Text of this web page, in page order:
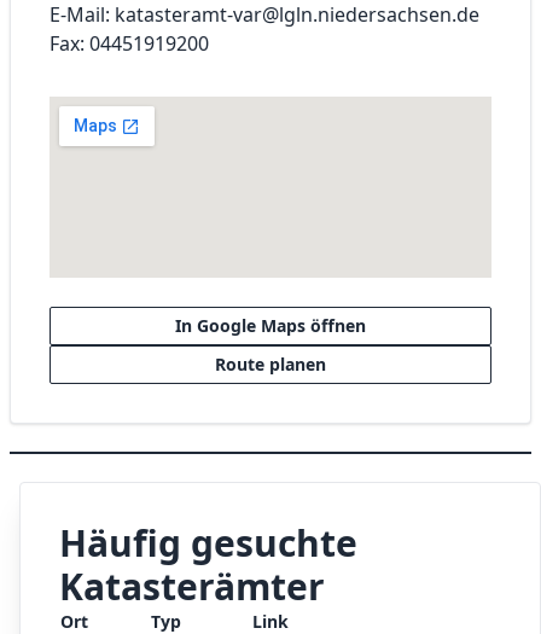
E-Mail: katasteramt-var@lgln.niedersachsen.de
Fax: 04451919200
In Google Maps öffnen
Route planen
Häufig gesuchte
Katasterämter
Ort Typ
Link